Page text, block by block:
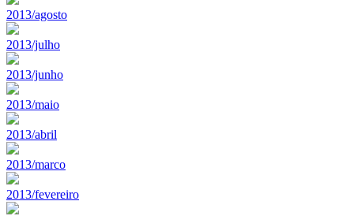
2013/agosto
2013/julho
2013/junho
2013/maio
2013/abril
2013/marco
2013/fevereiro